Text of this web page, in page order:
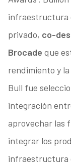
infraestructura
privado, co-
Brocade que
rendimiento y
Bull fue
integración
aprovechar las
integrar los
infraestructura